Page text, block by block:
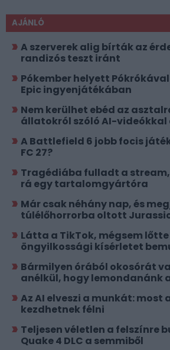
AJÁNLÓ
A szerverek alig bírták az
randizós teszt iránt
Pókember helyett
Epic ingyenjátékában
Nem kerülhet ebéd az
állatokról szóló AI-videókkal
A Battlefield 6 jobb focis
FC 27?
Tragédiába fulladt a
rá egy tartalomgyártóra
Már csak néhány nap, és
túlélőhorrorba oltott
Látta a TikTok, mégsem lőtte
öngyilkossági kísérletet
Bármilyen órából okosórát
anélkül, hogy lemondanánk
Az AI elveszi a munkát: most
kezdhetnek félni
Teljesen véletlen a felszínre
Quake 4 DLC a semmiből